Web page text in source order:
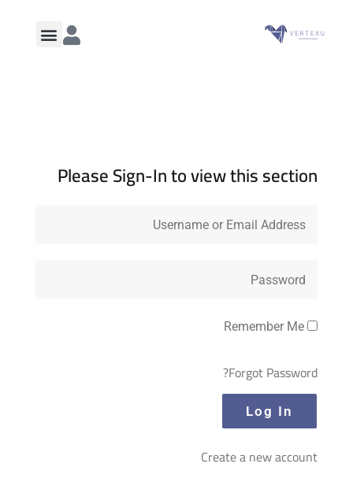
Please Sign-In to view this section
Forgot Password?
Create a new account